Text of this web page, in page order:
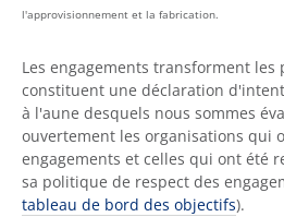
l'approvisionnement et la fabrication.
Les engagements transforment les
constituent une déclaration
à l'aune desquels nous sommes
ouvertement les organisations qui
engagements et celles qui ont été
sa politique de respect des
tableau de bord des objectifs).